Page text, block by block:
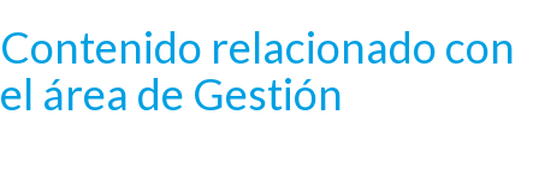
Contenido relacionado con
el área de Gestión